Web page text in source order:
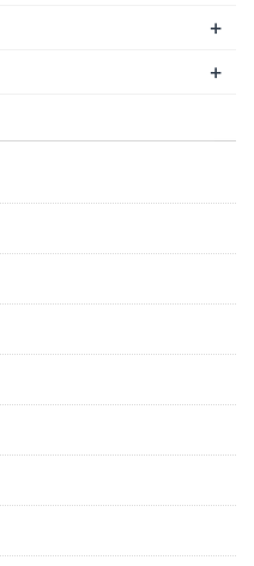
都应该对篮球场篮球场地木
能满意运动员的运动需求，
命。进口篮球场木地板厂家
理与灯光亮度吻合，不会吸
不易产生疲劳，配以底层缓
有效地减轻了运动员的腿部
动损伤，提高运动员水平的
统的运动木地板，区别于复
+
+